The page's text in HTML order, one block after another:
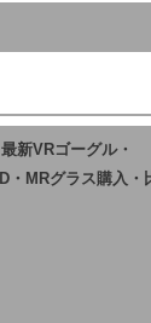
新VRゴーグル・
・MRグラス購入・